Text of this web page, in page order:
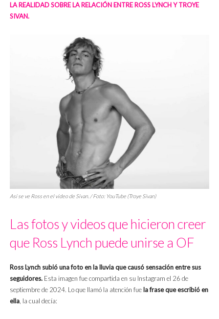
LA REALIDAD SOBRE LA RELACIÓN ENTRE ROSS LYNCH Y TROYE
SIVAN.
Así se ve Ross en el video de Sivan. / Foto: YouTube (Troye Sivan)
Las fotos y videos que hicieron creer
que Ross Lynch puede unirse a OF
Ross Lynch subió una foto en la lluvia que causó sensación entre sus
seguidores. Esta imagen fue compartida en su Instagram el 26 de
septiembre de 2024. Lo que llamó la atención fue la frase que escribió en
ella, la cual decía: